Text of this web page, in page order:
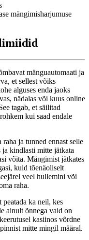
mängimisharjumuse
mänguautomaati ja
et sellest võiks
alguses enda jaoks
nädalas või kuus online
tagab, et säilitad
kui saad endale
ja tunned ennast selle
ja kindlasti mitte jätkata
võita. Mängimist jätkates
kuid tõenäoliselt
veel hullemini või
raha.
ka neil, kes
ainult õnnega vaid on
kasiinos võrdne
mitte mingil määral.